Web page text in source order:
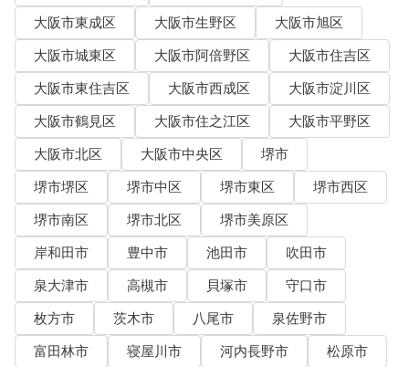
大阪市東成区
大阪市生野区
大阪市旭区
大阪市城東区
大阪市阿倍野区
大阪市住吉区
大阪市東住吉区
大阪市西成区
大阪市淀川区
大阪市鶴見区
大阪市住之江区
大阪市平野区
大阪市北区
大阪市中央区
堺市
堺市堺区
堺市中区 堺市東区
堺市西区
堺市南区
堺市北区
堺市美原区
岸和田市
豊中市 池田市
吹田市
泉大津市
高槻市 貝塚市
守口市
枚方市
茨木市 八尾市
泉佐野市
富田林市
寝屋川市 河内長野市
松原市